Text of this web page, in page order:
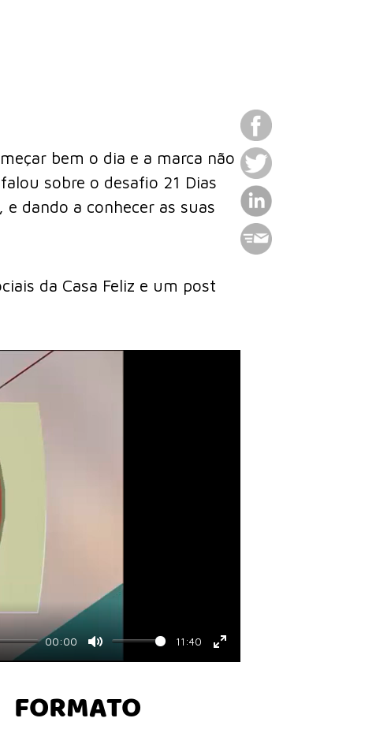
bem o dia e a marca não
sobre o desafio 21 Dias
e dando a conhecer as suas
da Casa Feliz e um post
00:00
Mute
11:40
Enter
FORMATO